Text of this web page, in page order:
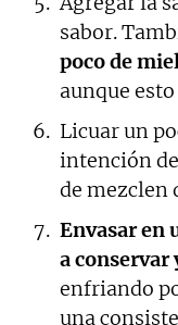
sabor.
poco de
aunque
Licuar un
intención
de mezclen
Envasar en
a conservar
enfriando
una